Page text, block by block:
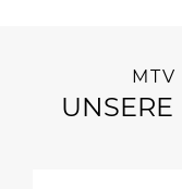
UNSERE